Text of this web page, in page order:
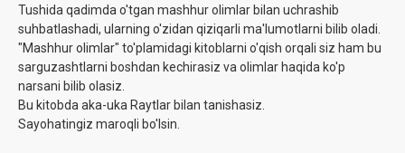
Tushida qadimda o'tgan mashhur olimlar bilan uchrashib
suhbatlashadi, ularning o'zidan qiziqarli ma'lumotlarni bilib oladi.
"Mashhur olimlar" to'plamidagi kitoblarni o'qish orqali siz ham bu
sarguzashtlarni boshdan kechirasiz va olimlar haqida ko'p
narsani bilib olasiz.
Bu kitobda aka-uka Raytlar bilan tanishasiz.
Sayohatingiz maroqli bo'lsin.